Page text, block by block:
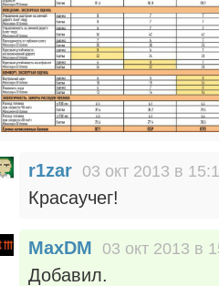
r1zar 03 окт 2013 в
Красаучег!
MaxDM 03 окт 2013 в
Добавил.